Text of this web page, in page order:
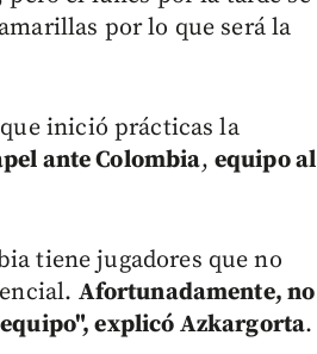
por lo que será la
inició prácticas la
ante Colombia, equipo al
tiene jugadores que no
Afortunadamente, no
explicó Azkargorta.